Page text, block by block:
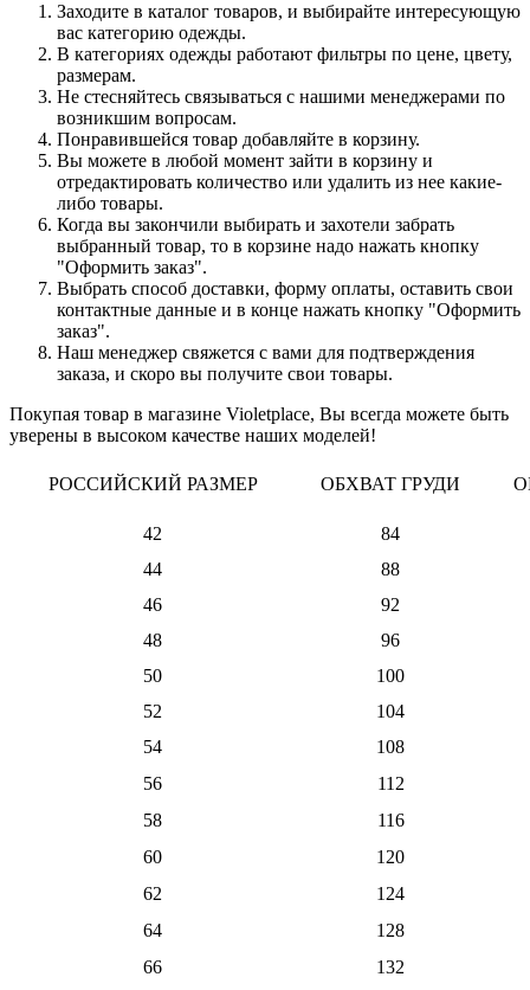
Заходите в каталог товаров, и выбирайте интересующую
вас категорию одежды.
В категориях одежды работают фильтры по цене, цвету,
размерам.
Не стесняйтесь связываться с нашими менеджерами по
возникшим вопросам.
Понравившейся товар добавляйте в корзину.
Вы можете в любой момент зайти в корзину и
отредактировать количество или удалить из нее какие-
либо товары.
Когда вы закончили выбирать и захотели забрать
выбранный товар, то в корзине надо нажать кнопку
"Оформить заказ".
Выбрать способ доставки, форму оплаты, оставить свои
контактные данные и в конце нажать кнопку "Оформить
заказ".
Наш менеджер свяжется с вами для подтверждения
заказа, и скоро вы получите свои товары.
Покупая товар в магазине Violetplace, Вы всегда можете быть
уверены в высоком качестве наших моделей!
РОССИЙСКИЙ РАЗМЕР ОБХВАТ ГРУДИ
42
84
44
88
46
92
48
96
50
100
52
104
54
108
56
112
58
116
60
120
62
124
64
128
66
132